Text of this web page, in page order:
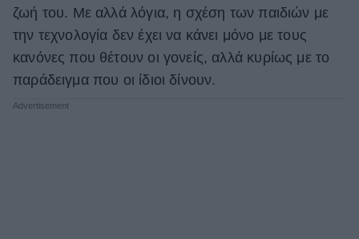
ζωή του. Με αλλά λόγια, η σχέση των παιδιών με
την τεχνολογία δεν έχει να κάνει μόνο με τους
κανόνες που θέτουν οι γονείς, αλλά κυρίως με το
παράδειγμα που οι ίδιοι δίνουν.